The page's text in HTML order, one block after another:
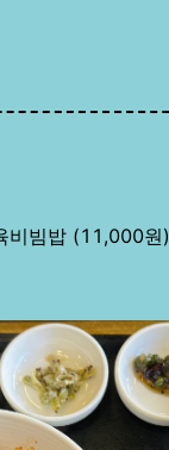
비빔밥 (11,000원)